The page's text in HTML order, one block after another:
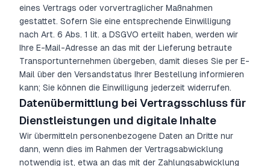
eines Vertrags oder vorvertraglicher Maßnahmen
gestattet. Sofern Sie eine entsprechende Einwilligung
nach Art. 6 Abs. 1 lit. a DSGVO erteilt haben, werden wir
Ihre E-Mail-Adresse an das mit der Lieferung betraute
Transportunternehmen übergeben, damit dieses Sie per E-
Mail über den Versandstatus Ihrer Bestellung informieren
kann; Sie können die Einwilligung jederzeit widerrufen.
Datenübermittlung bei Vertragsschluss für
Dienstleistungen und digitale Inhalte
Wir übermitteln personenbezogene Daten an Dritte nur
dann, wenn dies im Rahmen der Vertragsabwicklung
notwendig ist, etwa an das mit der Zahlungsabwicklung